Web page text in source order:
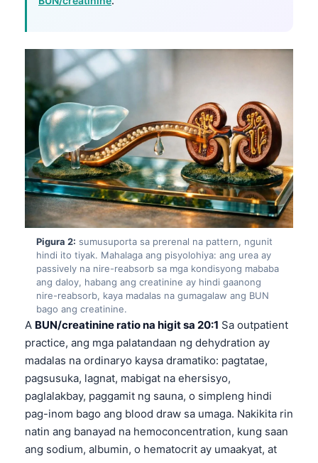
Pigura 2: sumusuporta sa prerenal na pattern, ngunit
hindi ito tiyak. Mahalaga ang pisyolohiya: ang urea ay
passively na nire-reabsorb sa mga kondisyong mababa
ang daloy, habang ang creatinine ay hindi gaanong
nire-reabsorb, kaya madalas na gumagalaw ang BUN
bago ang creatinine.
A BUN/creatinine ratio na higit sa 20:1 Sa outpatient
practice, ang mga palatandaan ng dehydration ay
madalas na ordinaryo kaysa dramatiko: pagtatae,
pagsusuka, lagnat, mabigat na ehersisyo,
paglalakbay, paggamit ng sauna, o simpleng hindi
pag-inom bago ang blood draw sa umaga. Nakikita rin
natin ang banayad na hemoconcentration, kung saan
ang sodium, albumin, o hematocrit ay umaakyat, at